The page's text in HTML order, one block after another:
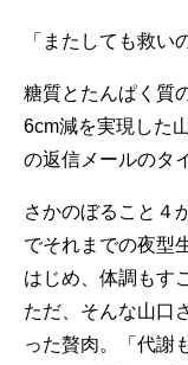
「またしても救い
糖質とたんぱく質
6cm減を実現した
の返信メールのタ
さかのぼること４
でそれまでの夜型
はじめ、体調もす
ただ、そんな山口
った贅肉。「代謝